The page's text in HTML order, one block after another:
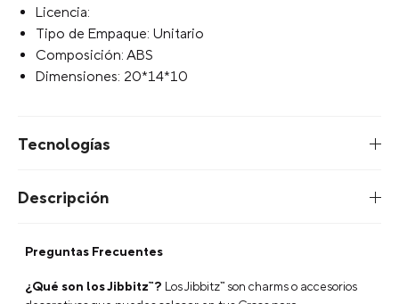
AGREGAR AL CARRITO
Jibbitz Perla Negra Barroca Negro Crocs